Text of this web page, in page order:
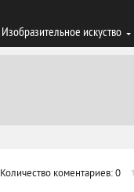
Изобразительное искуство
Количество коментариев: 0